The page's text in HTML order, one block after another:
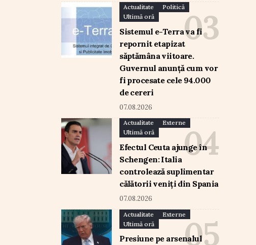
Actualitate
Politică
Ultimă oră
Sistemul e-Terra va fi
repornit etapizat
săptămâna viitoare.
Guvernul anunță cum vor
fi procesate cele 94.000
de cereri
07.08.2026
Actualitate
Externe
Ultimă oră
Efectul Ceuta ajunge în
Schengen: Italia
controlează suplimentar
călătorii veniți din Spania
07.08.2026
Actualitate
Externe
Ultimă oră
Presiune pe arsenalul